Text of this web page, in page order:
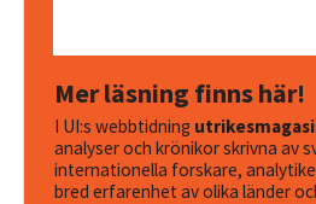
Mer läsning finns här!
I UI:s webbtidning
analyser och krönikor skrivna av
internationella forskare,
bred erfarenhet av olika länder